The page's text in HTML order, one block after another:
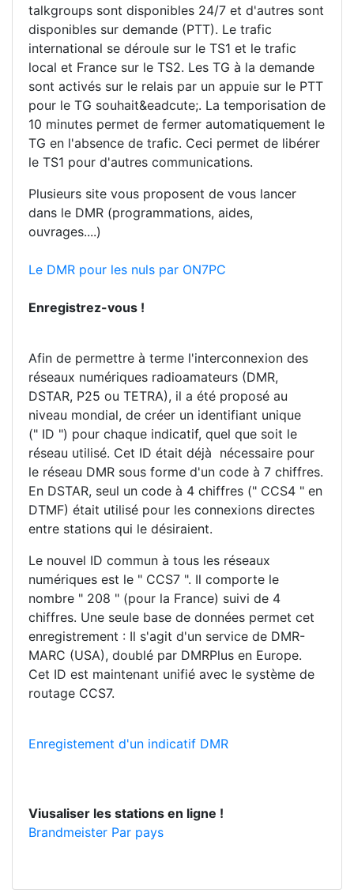
talkgroups sont disponibles 24/7 et d'autres sont
disponibles sur demande (PTT). Le trafic
international se déroule sur le TS1 et le trafic
local et France sur le TS2. Les TG à la demande
sont activés sur le relais par un appuie sur le PTT
pour le TG souhait&eadcute;. La temporisation de
10 minutes permet de fermer automatiquement le
TG en l'absence de trafic. Ceci permet de libérer
le TS1 pour d'autres communications.
Plusieurs site vous proposent de vous lancer
dans le DMR (programmations, aides,
ouvrages....)
Le DMR pour les nuls par ON7PC
Enregistrez-vous !
Afin de permettre à terme l'interconnexion des
réseaux numériques radioamateurs (DMR,
DSTAR, P25 ou TETRA), il a été proposé au
niveau mondial, de créer un identifiant unique
(" ID ") pour chaque indicatif, quel que soit le
réseau utilisé. Cet ID était déjà nécessaire pour
le réseau DMR sous forme d'un code à 7 chiffres.
En DSTAR, seul un code à 4 chiffres (" CCS4 " en
DTMF) était utilisé pour les connexions directes
entre stations qui le désiraient.
Le nouvel ID commun à tous les réseaux
numériques est le " CCS7 ". Il comporte le
nombre " 208 " (pour la France) suivi de 4
chiffres. Une seule base de données permet cet
enregistrement : Il s'agit d'un service de DMR-
MARC (USA), doublé par DMRPlus en Europe.
Cet ID est maintenant unifié avec le système de
routage CCS7.
Enregistement d'un indicatif DMR
Viusaliser les stations en ligne !
Brandmeister Par pays